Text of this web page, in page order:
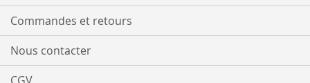
Commandes et retours
Nous contacter